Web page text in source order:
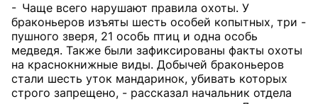
- Чаще всего нарушают правила охоты. У
браконьеров изъяты шесть особей копытных, три -
пушного зверя, 21 особь птиц и одна особь
медведя. Также были зафиксированы факты охоты
на краснокнижные виды. Добычей браконьеров
стали шесть уток мандаринок, убивать которых
строго запрещено, - рассказал начальник отдела